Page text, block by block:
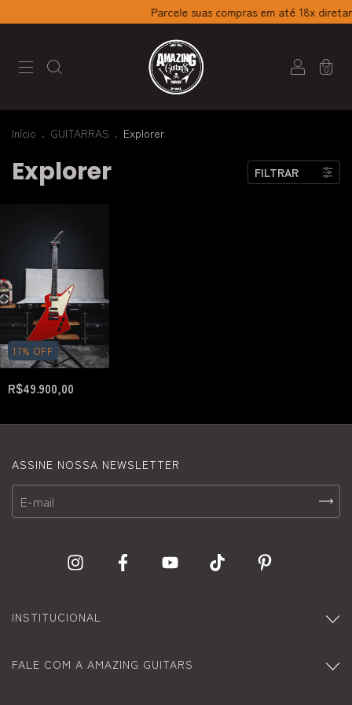
Parcele suas compras em até 18x
0
Início . GUITARRAS . Explorer
Explorer FILTRAR
17% OFF
R$49.900,00
ASSINE NOSSA NEWSLETTER
INSTITUCIONAL
FALE COM A AMAZING GUITARS